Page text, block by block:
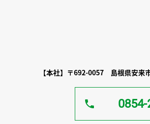
【本社】 〒692-0057 島根県安来
0854-